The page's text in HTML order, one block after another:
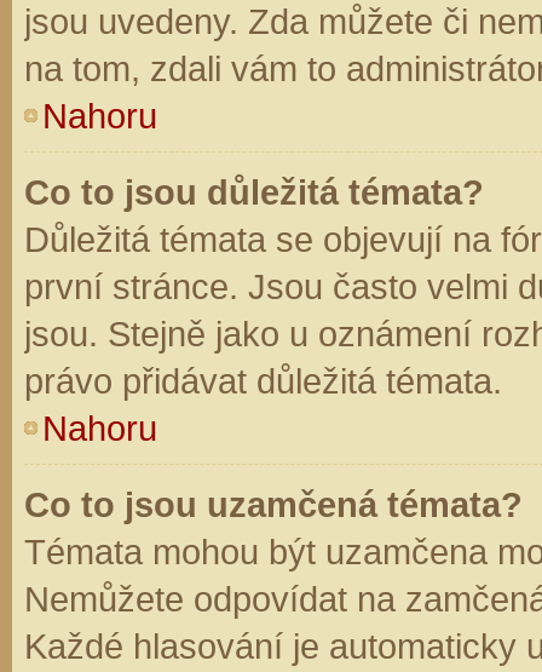
jsou uvedeny. Zda můžete či
na tom, zdali vám to
Nahoru
Co to jsou důležitá témata?
Důležitá témata se objevují na
první stránce. Jsou často velmi
jsou. Stejně jako u oznámení
právo přidávat důležitá témata.
Nahoru
Co to jsou uzamčená témata?
Témata mohou být uzamčena
Nemůžete odpovídat na
Každé hlasování je automaticky